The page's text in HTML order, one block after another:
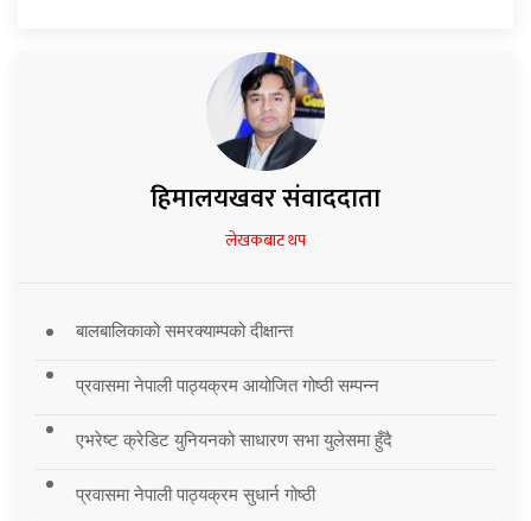
हिमालयखवर संवाददाता
लेखकबाट थप
बालबालिकाको समरक्याम्पको दीक्षान्त
प्रवासमा नेपाली पाठ्यक्रम आयोजित गोष्ठी सम्पन्न
एभरेष्ट क्रेडिट युनियनको साधारण सभा युलेसमा हुँदै
प्रवासमा नेपाली पाठ्यक्रम सुधार्न गोष्ठी